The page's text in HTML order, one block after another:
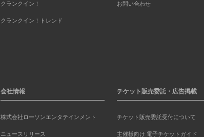
クランクイン！
クランクイン！トレンド
お問い合わせ
会社情報
株式会社ローソンエンタテインメント
ニュースリリース
チケット販売委託・広告掲載
チケット販売委託受付について
主催様向け 電子チケットガイド